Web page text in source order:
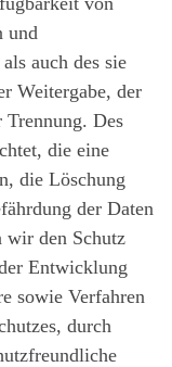
und
auch des sie
Weitergabe, der
Des
die eine
die Löschung
der Daten
wir den Schutz
Entwicklung
sowie Verfahren
durch